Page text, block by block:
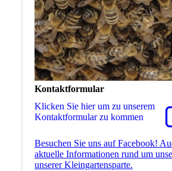
Kontaktformular
Klicken Sie hier um zu unserem
Kon­takt­for­mu­lar zu kommen
Besuchen Sie uns auf Facebook!
aktuelle Informationen rund um
unserer Kleingartensparte.